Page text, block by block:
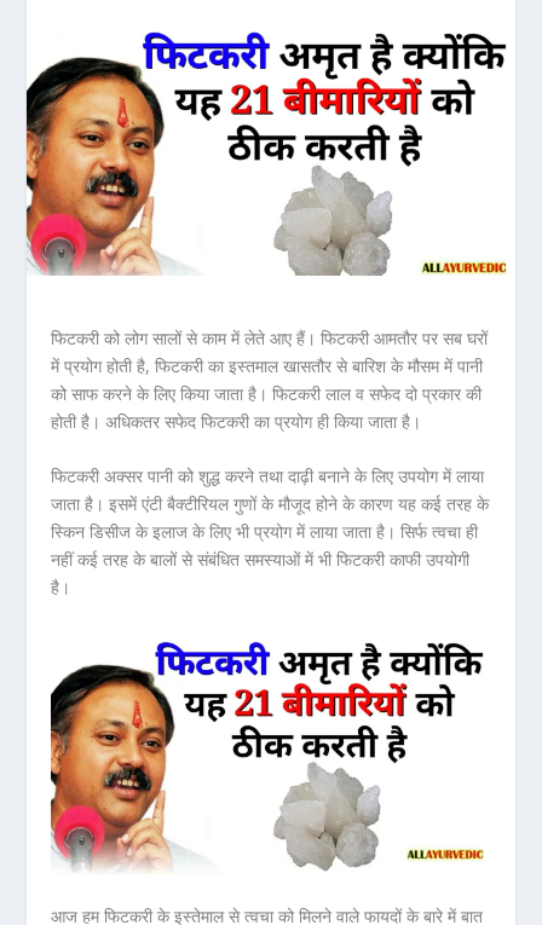
फिटकरी को लोग सालों से काम में लेते आए हैं। फिटकरी आमतौर पर सब घरों
में प्रयोग होती है, फिटकरी का इस्तमाल खासतौर से बारिश के मौसम में पानी
को साफ करने के लिए किया जाता है। फिटकरी लाल व सफेद दो प्रकार की
होती है। अधिकतर सफेद फिटकरी का प्रयोग ही किया जाता है।
फिटकरी अक्सर पानी को शुद्ध करने तथा दाढ़ी बनाने के लिए उपयोग में लाया
जाता है। इसमें एंटी बैक्टीरियल गुणों के मौजूद होने के कारण यह कई तरह के
स्किन डिसीज के इलाज के लिए भी प्रयोग में लाया जाता है। सिर्फ त्वचा ही
नहीं कई तरह के बालों से संबंधित समस्याओं में भी फिटकरी काफी उपयोगी
है।
आज हम फिटकरी के इस्तेमाल से त्वचा को मिलने वाले फायदों के बारे में बात